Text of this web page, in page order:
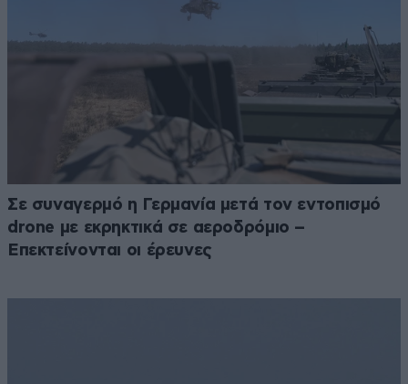
Σε συναγερμό η Γερμανία μετά τον εντοπισμό
drone με εκρηκτικά σε αεροδρόμιο –
Επεκτείνονται οι έρευνες